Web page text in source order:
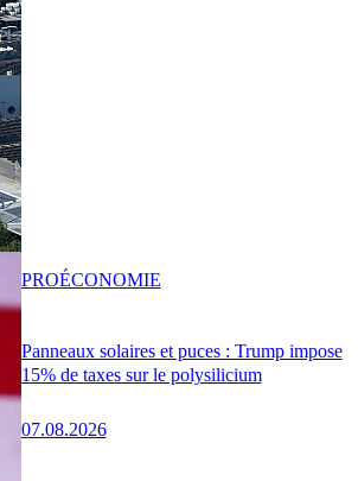
Panneaux solaires et puces : Trump impose
15% de taxes sur le polysilicium
07.08.2026
PROÉCONOMIE